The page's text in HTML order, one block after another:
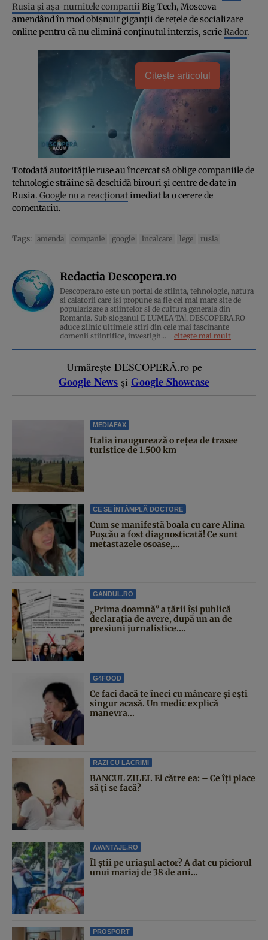
Rusia și așa-numitele companii Big Tech, Moscova
amendând în mod obișnuit giganții de reţele de socializare
online pentru că nu elimină conținutul interzis, scrieRador.
Citește articolul
Totodată autorităţile ruse au încercat să oblige companiile de
tehnologie străine să deschidă birouri și centre de date în
Rusia. Google nu a reacţionatimediat la o cerere de
comentariu.
Tags: amenda companie google incalcare lege rusia
Redactia Descopera.ro
Descopera.ro este un portal de stiinta, tehnologie, natura
si calatorii care isi propune sa fie cel mai mare site de
popularizare a stiintelor si de cultura generala din
Romania. Sub sloganul E LUMEA TA!, DESCOPERA.RO
aduce zilnic ultimele stiri din cele mai fascinante
domenii stiintifice, investigh...
citește mai mult
Urmărește DESCOPERĂ.ro pe
Google News și Google Showcase
MEDIAFAX
Italia inaugurează o rețea de trasee
turistice de 1.500 km
CE SE ÎNTÂMPLĂ DOCTORE
Cum se manifestă boala cu care Alina
Pușcău a fost diagnosticată! Ce sunt
metastazele osoase,...
GANDUL.RO
„Prima doamnă” a țării își publică
declarația de avere, după un an de
presiuni jurnalistice....
G4FOOD
Ce faci dacă te îneci cu mâncare și ești
singur acasă. Un medic explică
manevra...
RAZI CU LACRIMI
BANCUL ZILEI. El către ea: – Ce îți place
să ți se facă?
AVANTAJE.RO
Îl știi pe uriașul actor? A dat cu piciorul
unui mariaj de 38 de ani...
PROSPORT